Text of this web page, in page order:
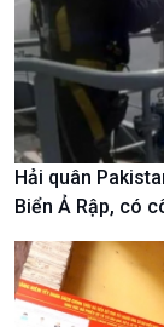
Tin Văn hoá & Du
Chát với người
Câu chuyện Thể
Hải quân
Biển Ả Rập, có